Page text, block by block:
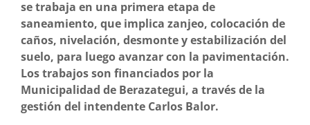
se trabaja en una primera etapa de
saneamiento, que implica zanjeo, colocación de
caños, nivelación, desmonte y estabilización del
suelo, para luego avanzar con la pavimentación.
Los trabajos son financiados por la
Municipalidad de Berazategui, a través de la
gestión del intendente Carlos Balor.